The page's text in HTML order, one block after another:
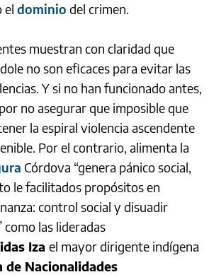
el dominio del crimen.
muestran con claridad que
no son eficaces para evitar las
Y si no han funcionado antes,
no asegurar que imposible que
la espiral violencia ascendente
Por el contrario, alimenta la
Córdova “genera pánico social,
le facilitados propósitos en
control social y disuadir
como las lideradas
Iza el mayor dirigente indígena
de Nacionalidades